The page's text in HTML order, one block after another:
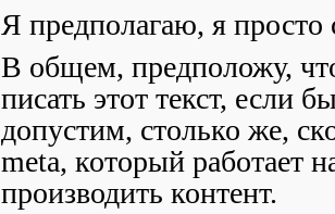
Я предполагаю, я
В общем, предположу,
писать этот текст, если
допустим, столько же,
meta, который работает
производить контент.